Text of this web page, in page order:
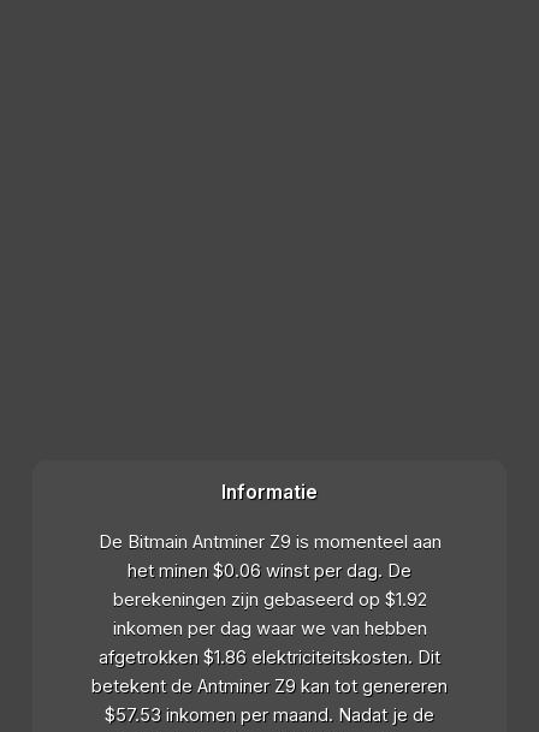
Informatie
De Bitmain Antminer Z9 is momenteel aan
het minen $0.06 winst per dag. De
berekeningen zijn gebaseerd op $1.92
inkomen per dag waar we van hebben
afgetrokken $1.86 elektriciteitskosten. Dit
betekent de Antminer Z9 kan tot genereren
$57.53 inkomen per maand. Nadat je de